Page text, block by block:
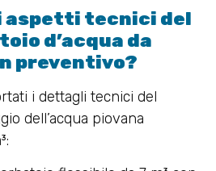
aspetti tecnici del
d’acqua da
preventivo?
i dettagli tecnici del
dell’acqua piovana